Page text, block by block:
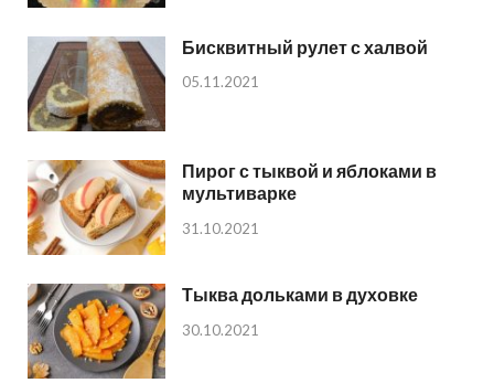
Бисквитный рулет с халвой
05.11.2021
Пирог с тыквой и яблоками в
мультиварке
31.10.2021
Тыква дольками в духовке
30.10.2021